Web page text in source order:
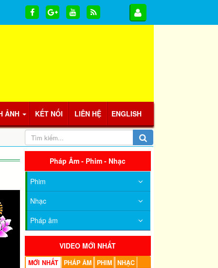
ẢNH KẾT NỐI LIÊN HỆ ENGLISH
Pháp Âm - Phim - Nhạc
Phim
Nhạc
Pháp âm
VIDEO MỚI NHẤT
MỚI NHẤT PHÁP ÂM PHIM NHẠC